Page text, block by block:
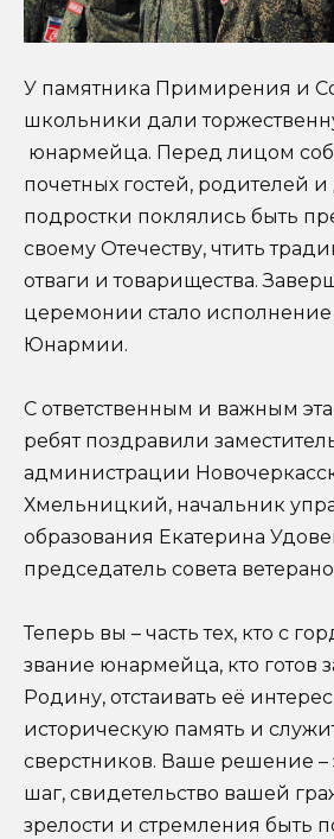
У памятника Примирения и
школьники дали
юнармейца. Перед лицом
почетных гостей, родителей и
подростки поклялись быть
своему Отечеству, чтить
отваги и товарищества.
церемонии стало
Юнармии.
С ответственным и важным
ребят поздравили
администрации
Хмельницкий, начальник
образования Екатерина
председатель совета
Теперь вы – часть тех, кто с
звание юнармейца, кто готов
Родину, отстаивать её
историческую память и
сверстников. Ваше решение –
шаг, свидетельство вашей
зрелости и стремления быть